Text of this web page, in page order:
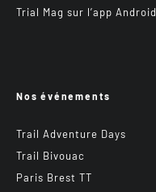
Trial Mag sur l’app Android
Nos événements
Trail Adventure Days
Trail Bivouac
Paris Brest TT